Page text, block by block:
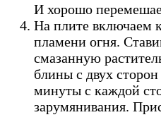
И хорошо
На плите включаем
пламени огня.
смазанную
блины с двух
минуты с каждой
зарумянивания.